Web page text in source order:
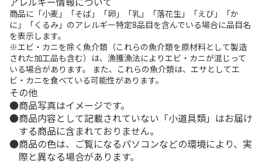
商品に「小麦」「そば」「卵」「乳」「落花生」「えび」「か
に」「くるみ」のアレルギー特定8品目を含んでいる場合に品目名
を表示します。
※エビ・カニを除く魚介類（これらの魚介類を原材料として製造
された加工品も含む）は、漁獲漁法によりエビ・カニが混じって
いる場合があります。 また、これらの魚介類は、エサとしてエ
ビ・カニを食べている可能性があります。
その他
商品写真はイメージです。
商品内容として記載されていない「小道具類」はお届け
する商品に含まれておりません。
商品の色は、ご覧になるパソコンなどの環境により、実
際と異なる場合があります。